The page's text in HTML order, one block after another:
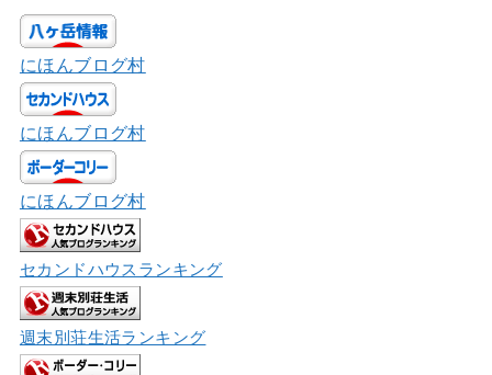
にほんブログ村
にほんブログ村
にほんブログ村
セカンドハウスランキング
週末別荘生活ランキング